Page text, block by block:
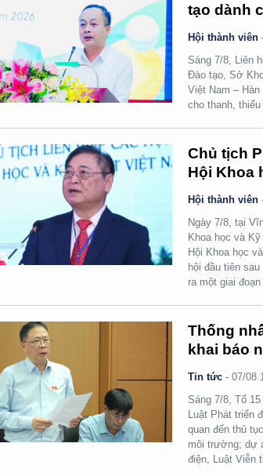
tạo dành
Hội thành viên
Sáng 7/8, Liên
Đào tạo, Sở
Việt Nam –
cho thanh, thiếu
Chủ tịch
Hội Khoa
Hội thành viên
Ngày 7/8, tại
Khoa học và
Hội Khoa học
hội đầu tiên
ra một giai
Thống
khai báo
Tin tức -07/08
Sáng 7/8, Tổ
Luật Phát triển
quan đến thủ
môi trường; dự
điện, Luật Viễn